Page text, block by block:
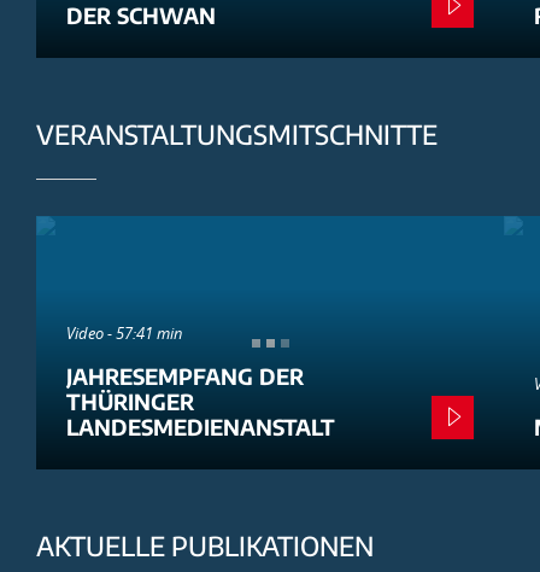
DER SCHWAN
VERANSTALTUNGSMITSCHNITTE
Video - 57:41 min
JAHRESEMPFANG DER
THÜRINGER
LANDESMEDIENANSTALT
AKTUELLE PUBLIKATIONEN